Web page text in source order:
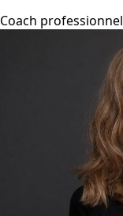
Coach professionnel